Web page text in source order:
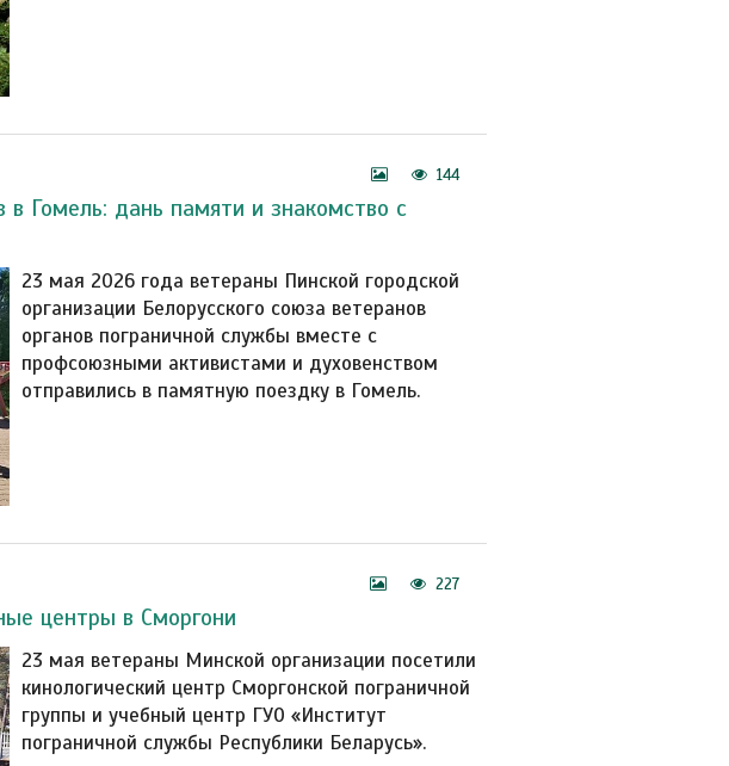
144
в Гомель: дань памяти и знакомство с
23 мая 2026 года ветераны Пинской городской
организации Белорусского союза ветеранов
органов пограничной службы вместе с
профсоюзными активистами и духовенством
отправились в памятную поездку в Гомель.
227
центры в Сморгони
23 мая ветераны Минской организации посетили
кинологический центр Сморгонской пограничной
группы и учебный центр ГУО «Институт
пограничной службы Республики Беларусь».